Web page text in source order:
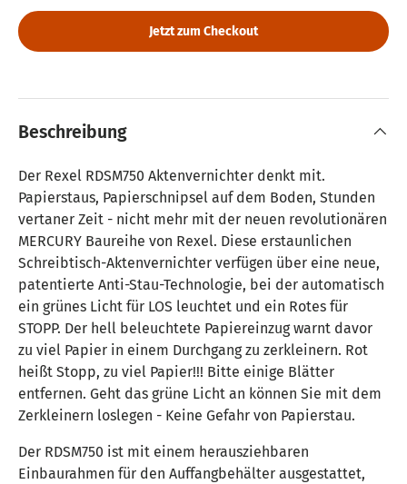
Jetzt zum Checkout
Beschreibung
Der Rexel RDSM750 Aktenvernichter denkt mit.
Papierstaus, Papierschnipsel auf dem Boden, Stunden
vertaner Zeit - nicht mehr mit der neuen revolutionären
MERCURY Baureihe von Rexel. Diese erstaunlichen
Schreibtisch-Aktenvernichter verfügen über eine neue,
patentierte Anti-Stau-Technologie, bei der automatisch
ein grünes Licht für LOS leuchtet und ein Rotes für
STOPP. Der hell beleuchtete Papiereinzug warnt davor
zu viel Papier in einem Durchgang zu zerkleinern. Rot
heißt Stopp, zu viel Papier!!! Bitte einige Blätter
entfernen. Geht das grüne Licht an können Sie mit dem
Zerkleinern loslegen - Keine Gefahr von Papierstau.
Der RDSM750 ist mit einem herausziehbaren
Einbaurahmen für den Auffangbehälter ausgestattet,